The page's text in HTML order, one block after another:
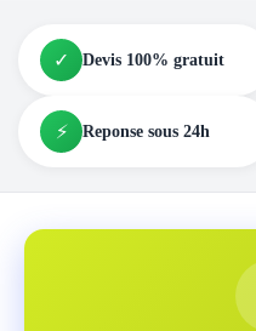
✓ Devis 100% gratuit
⚡ Reponse sous 24h